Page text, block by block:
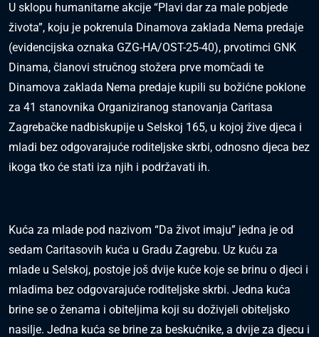
U sklopu humanitarne akcije “Plavi dar za male pobjede
života”, koju je pokrenula Dinamova zaklada Nema predaje
(evidencijska oznaka GZG-HA/OST-25-40), prvotimci GNK
Dinama, članovi stručnog stožera prve momčadi te
Dinamova zaklada Nema predaje kupili su božićne poklone
za 41 stanovnika Organiziranog stanovanja Caritasa
Zagrebačke nadbiskupije u Selskoj 165, u kojoj žive djeca i
mladi bez odgovarajuće roditeljske skrbi, odnosno djeca bez
ikoga tko će stati iza njih i podržavati ih.
Kuća za mlade pod nazivom “Da život imaju” jedna je od
sedam Caritasovih kuća u Gradu Zagrebu. Uz kuću za
mlade u Selskoj, postoje još dvije kuće koje se brinu o djeci i
mladima bez odgovarajuće roditeljske skrbi. Jedna kuća
brine se o ženama i obiteljima koji su doživjeli obiteljsko
nasilje. Jedna kuća se brine za beskućnike, a dvije za djecu i